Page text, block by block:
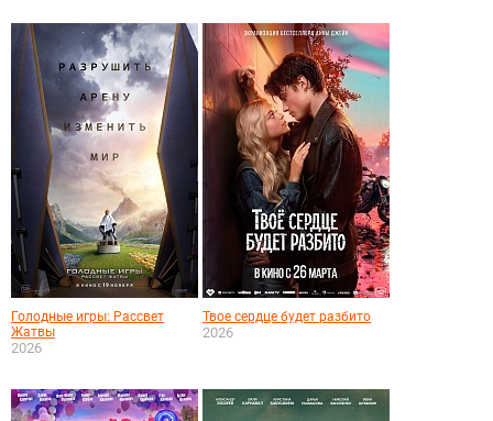
Голодные игры: Рассвет
Жатвы
2026
Твое сердце будет разбито
2026